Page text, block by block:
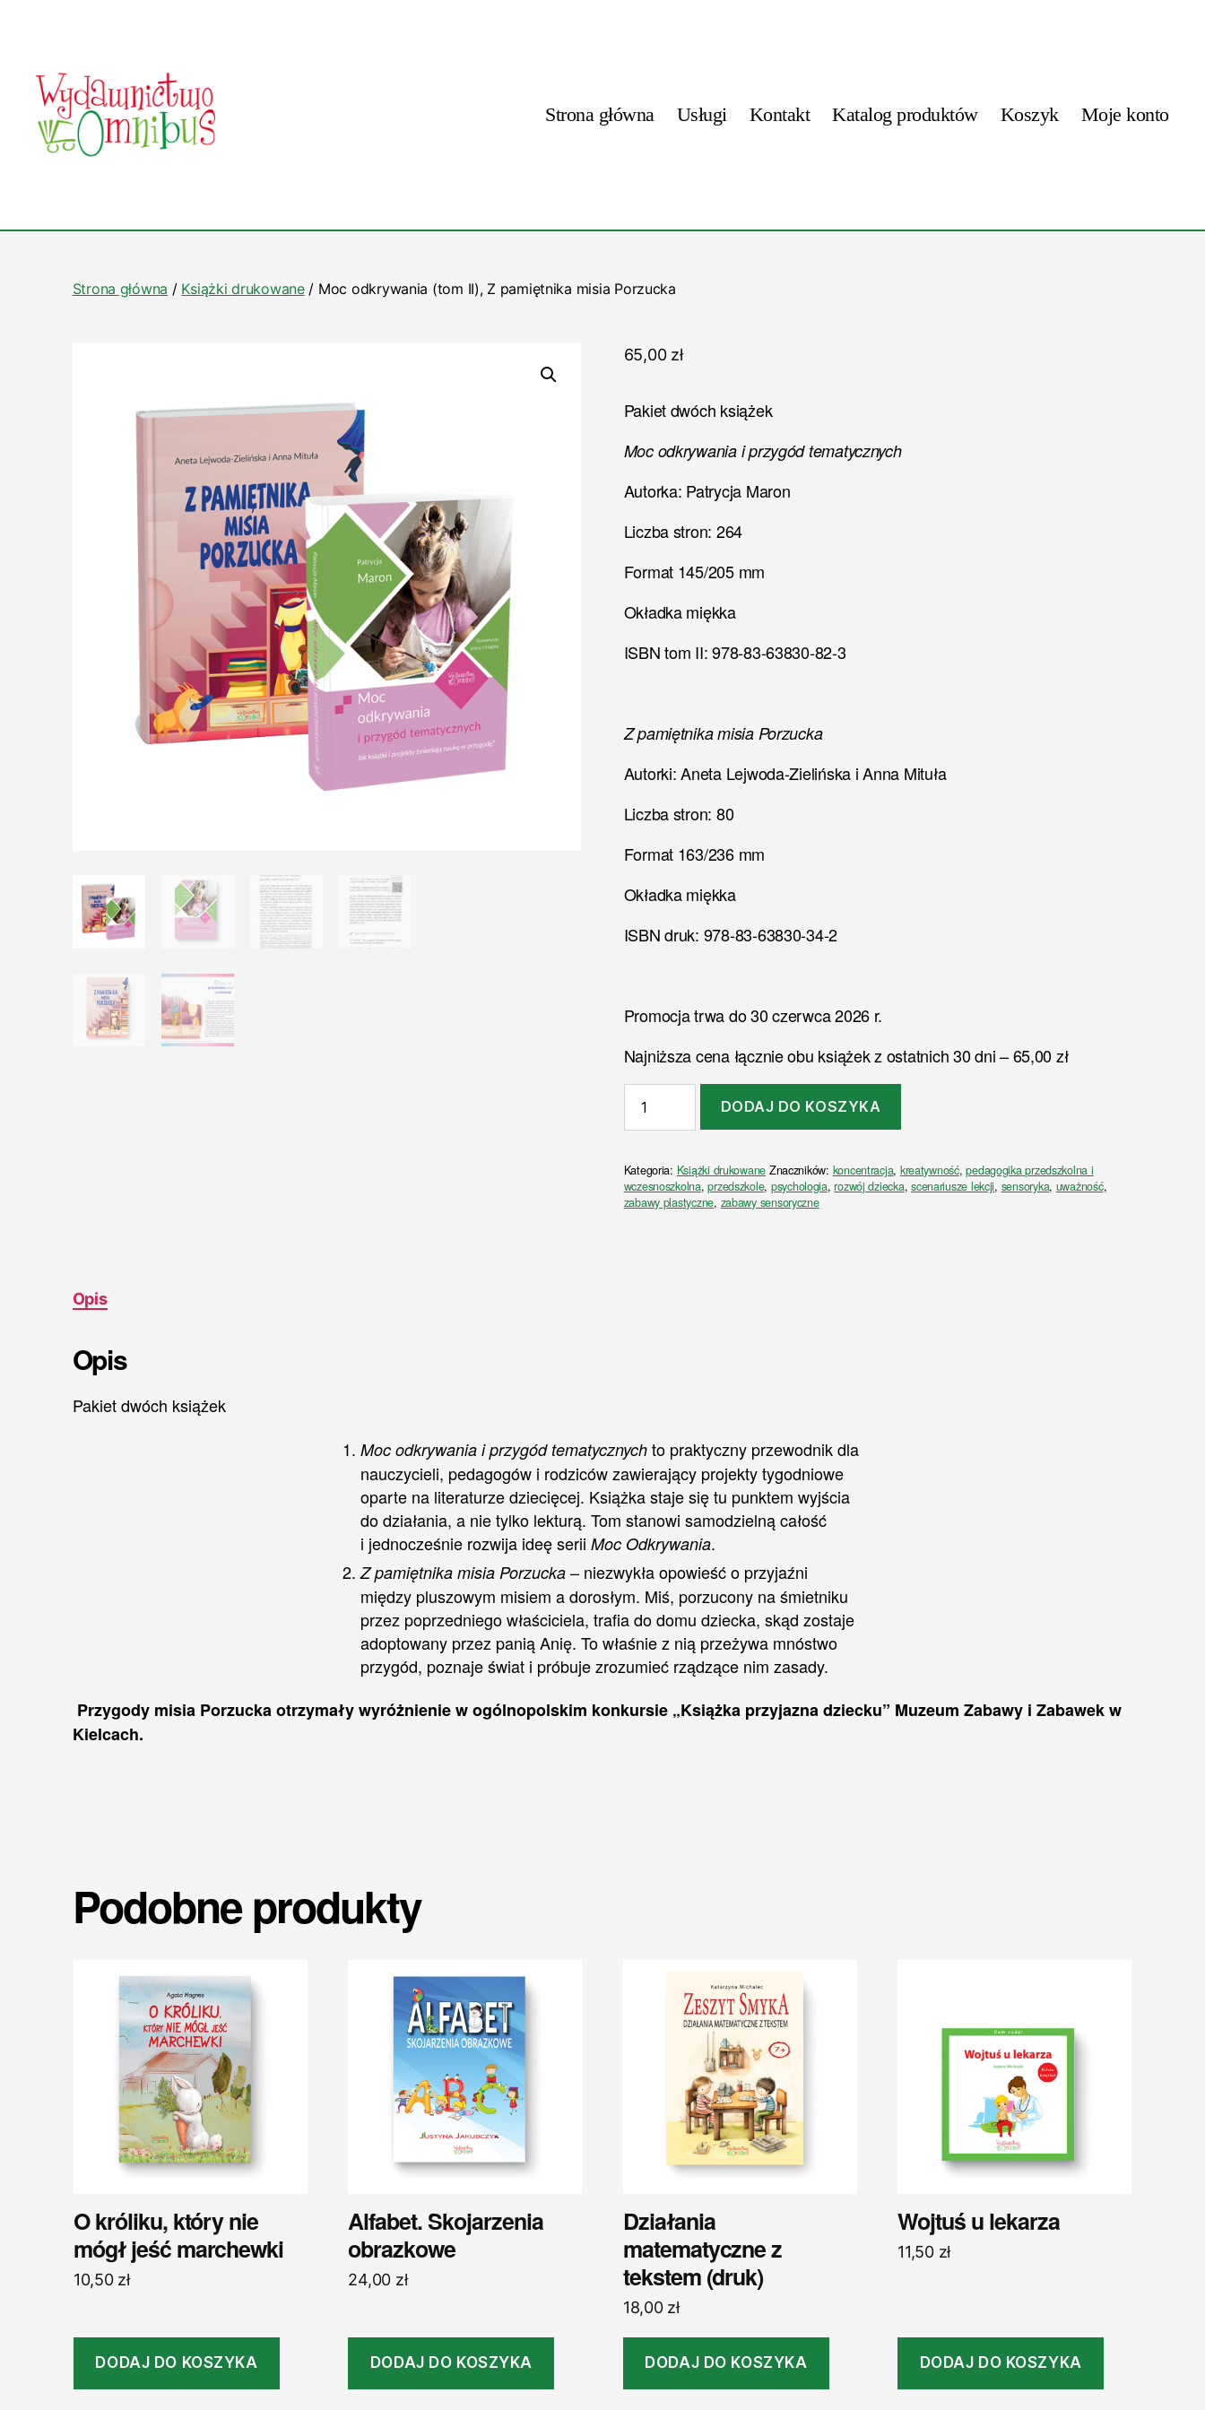
Omnibus
Strona główna Usługi Kontakt Katalog produktów Koszyk Moje konto
Strona główna / Książki drukowane/ Moc odkrywania (tom II), Z pamiętnika misia Porzucka
65,00 zł
Pakiet dwóch książek
Moc odkrywania i przygód tematycznych
Autorka: Patrycja Maron
Liczba stron: 264
Format 145/205 mm
Okładka miękka
ISBN tom II: 978-83-63830-82-3
Z pamiętnika misia Porzucka
Autorki: Aneta Lejwoda-Zielińska i Anna Mituła
Liczba stron: 80
Format 163/236 mm
Okładka miękka
ISBN druk: 978-83-63830-34-2
Promocja trwa do 30 czerwca 2026 r.
Najniższa cena łącznie obu książek z ostatnich 30 dni – 65,00 zł
Moc
odkrywania
II),
Z
DODAJ DO KOSZYKA
Kategoria: Książki drukowane Znaczników: koncentracja, kreatywność,pedagogika przedszkolna i
wczesnoszkolna,przedszkole, psychologia,rozwój dziecka,scenariusze lekcji, sensoryka, uważność,
zabawy plastyczne, zabawy sensoryczne
Opis
Opis
Pakiet dwóch książek
Moc odkrywania i przygód tematycznych to praktyczny przewodnik dla
nauczycieli, pedagogów i rodziców zawierający projekty tygodniowe
oparte na literaturze dziecięcej. Książka staje się tu punktem wyjścia
do działania, a nie tylko lekturą. Tom stanowi samodzielną całość
i jednocześnie rozwija ideę serii Moc Odkrywania.
Z pamiętnika misia Porzucka – niezwykła opowieść o przyjaźni
między pluszowym misiem a dorosłym. Miś, porzucony na śmietniku
przez poprzedniego właściciela, trafia do domu dziecka, skąd zostaje
adoptowany przez panią Anię. To właśnie z nią przeżywa mnóstwo
przygód, poznaje świat i próbuje zrozumieć rządzące nim zasady.
Przygody misia Porzucka otrzymały wyróżnienie w ogólnopolskim konkursie „Książka przyjazna dziecku” Muzeum Zabawy i Zabawek w
Kielcach.
Podobne produkty
O króliku, który nie
mógł jeść marchewki
10,50 zł
DODAJ DO KOSZYKA
Alfabet. Skojarzenia
obrazkowe
24,00 zł
DODAJ DO KOSZYKA
Działania
matematyczne z
tekstem (druk)
18,00 zł
DODAJ DO KOSZYKA
Wojtuś u lekarza
11,50 zł
DODAJ DO KOSZYKA